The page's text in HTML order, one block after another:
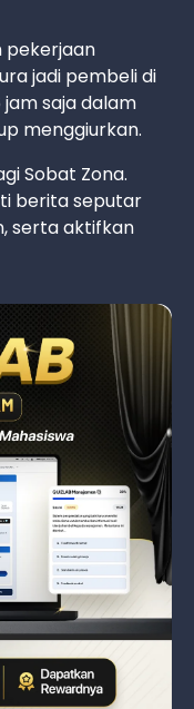
pekerjaan
jadi pembeli di
saja dalam
menggiurkan.
Sobat Zona.
berita seputar
serta aktifkan